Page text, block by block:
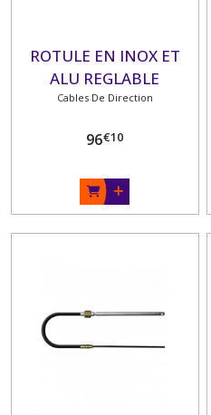
ROTULE EN INOX ET
ALU REGLABLE
Cables De Direction
96€10